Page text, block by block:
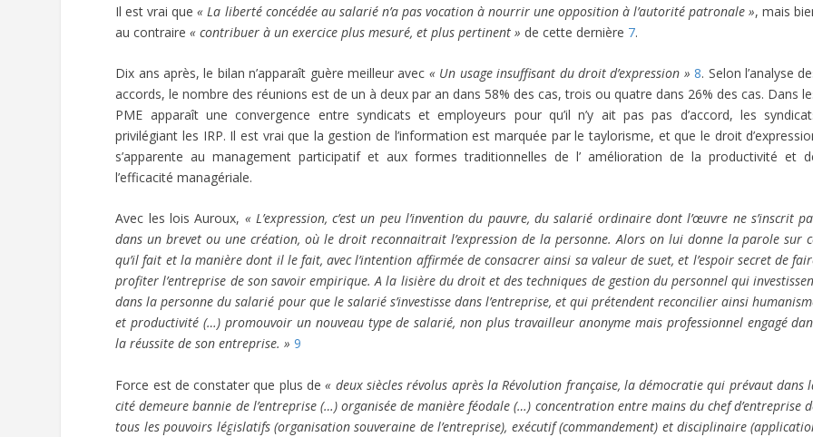
Il est vrai que« La liberté concédée au salarié n’a pas vocation à nourrir une opposition à l’autorité patronale », mais
au contraire« contribuer à un exercice plus mesuré, et plus pertinent » de cette dernière 7.
Dix ans après, le bilan n’apparaît guère meilleur avec « Un usage insuffisant du droit d’expression » 8. Selon l’analyse
accords, le nombre des réunions est de un à deux par an dans 58% des cas, trois ou quatre dans 26% des cas. Dans
PME apparaît une convergence entre syndicats et employeurs pour qu’il n’y ait pas pas d’accord, les
privilégiant les IRP. Il est vrai que la gestion de l’information est marquée par le taylorisme, et que le droit
s’apparente au management participatif et aux formes traditionnelles de l’ amélioration de la productivité et
l’efficacité managériale.
Avec les lois Auroux, « L’expression, c’est un peu l’invention du pauvre, du salarié ordinaire dont l’œuvre ne s’inscrit
dans un brevet ou une création, où le droit reconnaitrait l’expression de la personne. Alors on lui donne la parole sur
qu’il fait et la manière dont il le fait, avec l’intention affirmée de consacrer ainsi sa valeur de suet, et l’espoir secret de
profiter l’entreprise de son savoir empirique. A la lisière du droit et des techniques de gestion du personnel qui
dans la personne du salarié pour que le salarié s’investisse dans l’entreprise, et qui prétendent reconcilier ainsi
et productivité (…) promouvoir un nouveau type de salarié, non plus travailleur anonyme mais professionnel engagé
la réussite de son entreprise. » 9
Force est de constater que plus de« deux siècles révolus après la Révolution française, la démocratie qui prévaut dans
cité demeure bannie de l’entreprise (…) organisée de manière féodale (…) concentration entre mains du chef d’entreprise
tous les pouvoirs législatifs (organisation souveraine de l’entreprise), exécutif (commandement) et disciplinaire